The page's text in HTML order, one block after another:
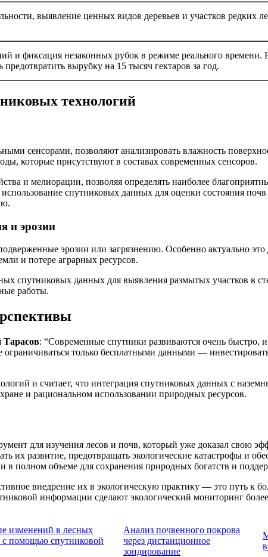
выявление ценных видов деревьев и участков редких
и фиксация незаконных рубок в режиме реального времени.
предотвратить вырубку на 15 тысяч гектаров за год.
технологий
сенсорами, позволяют анализировать влажность
которые присутствуют в составах современных сенсоров.
и мелиорации, позволяя определять наиболее
спутниковых данных для оценки состояния
и эрозии
эрозии или загрязнению. Особенно актуально
и потере аграрных ресурсов.
спутниковых данных для выявления размытых участков в
работы.
Тарасов: “Современные спутники развиваются очень
только бесплатными данными —
и считает, что интеграция спутниковых данных с
и рациональном использовании природных ресурсов.
для изучения лесов и почв, который уже доказал свою
их развитие, предотвращать экологические катастрофы и
в полном объеме для сохранения природных богатств и
внедрение их в экологическую практику — это путь к
информации сделают экологический мониторинг
изменений в лесных
с помощью спутниковой
Анализ почвенного покрова
через дистанционное
зондирование